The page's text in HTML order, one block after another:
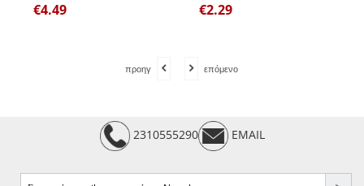
€4.49 €2.29
προηγ επόμενο
2310555290 EMAIL